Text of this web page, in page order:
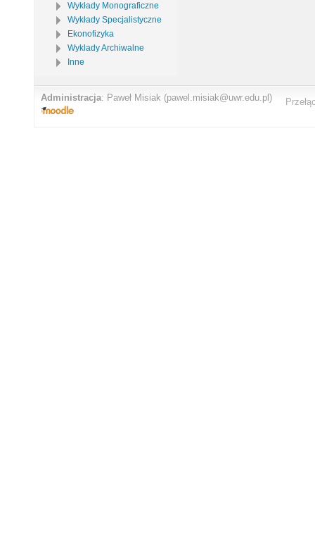
Wykłady Monograficzne
Wykłady Specjalistyczne
Ekonofizyka
Wyklady Archiwalne
Inne
Administracja: Paweł Misiak (pawel.misiak@uwr.edu.pl)